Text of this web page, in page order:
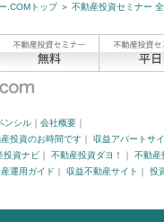
.COMトップ＞ 不動産投資セミナー
ンシル ｜ 会社概要 ｜
投資のお時間です ｜ 収益アパートサ
投資ナビ ｜ 不動産投資ダヨ！ ｜ 不動産
産運用ガイド ｜ 収益不動産サイト ｜ 投